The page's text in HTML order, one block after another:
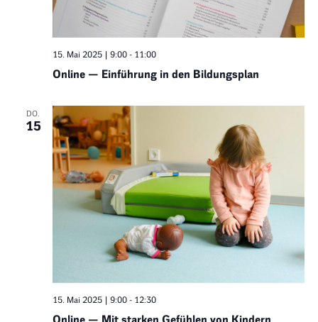
15. Mai 2025 | 9:00- 11:00
Online — Einführung in den Bildungsplan
DO.
15
15. Mai 2025 | 9:00- 12:30